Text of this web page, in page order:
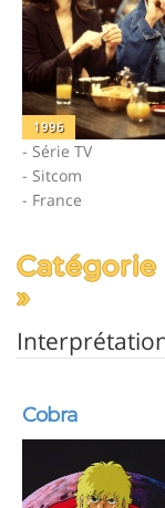
1996
- Série TV
- Sitcom
- France
Catégorie
»
Cobra